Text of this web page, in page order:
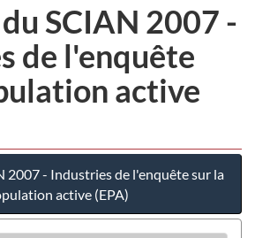
SCIAN 2007 -
de l'enquête
active
2007 - Industries de l'enquête sur la
active (EPA)